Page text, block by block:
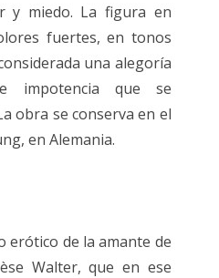
y miedo. La figura en
fuertes, en tonos
una alegoría
impotencia que se
obra se conserva en el
en Alemania.
erótico de la amante de
Walter, que en ese